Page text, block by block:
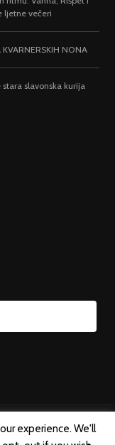
ljetne večeri
KVARNERSKIH NONA
slavonska kurija
experience. We'll